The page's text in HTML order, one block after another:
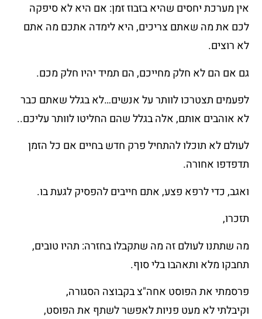
אין מערכת יחסים שהיא בזבוז זמן: אם היא לא סיפקה
לכם את מה שאתם צריכים, היא לימדה אתכם מה אתם
לא רוצים.
גם אם הם לא חלק מחייכם, הם תמיד יהיו חלק מכם.
לפעמים תצטרכו לוותר על אנשים…לא בגלל שאתם כבר
לא אוהבים אותם, אלה בגלל שהם החליטו לוותר עליכם..
לעולם לא תוכלו להתחיל פרק חדש בחיים אם כל הזמן
תדפדפו אחורה.
ואגב, כדי לרפא פצע, אתם חייבים להפסיק לגעת בו.
תזכרו,
מה שתתנו לעולם זה מה שתקבלו בחזרה: תהיו טובים,
תחבקו מלא ותאהבו בלי סוף.
פרסמתי את הפוסט אחה"צ בקבוצה הסגורה,
וקיבלתי לא מעט פניות לאפשר לשתף את הפוסט,